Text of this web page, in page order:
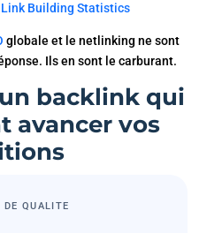
Building Statistics
globale et le netlinking ne sont
Ils en sont le carburant.
backlink qui
avancer vos
DE QUALITE